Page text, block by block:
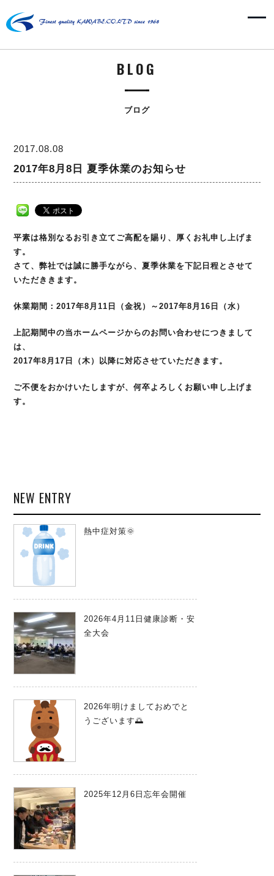
BLOG
ブログ
2017.08.08
2017年8月8日 夏季休業のお知らせ
平素は格別なるお引き立てご高配を賜り、厚くお礼申し上げま
す。
さて、弊社では誠に勝手ながら、夏季休業を下記日程とさせて
いただききます。
休業期間：2017年8月11日（金祝）～2017年8月16日（水）
上記期間中の当ホームページからのお問い合わせにつきまして
は、
2017年8月17日（木）以降に対応させていただきます。
ご不便をおかけいたしますが、何卒よろしくお願い申し上げま
す。
NEW ENTRY
熱中症対策🌞
2026年4月11日健康診断・安
全大会
2026年明けましておめでと
うございます🌅
2025年12月6日忘年会開催